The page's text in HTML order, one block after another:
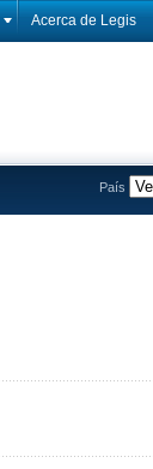
Acerca de Legis
País